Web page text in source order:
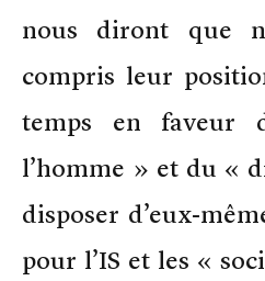
nous diront que
compris leur
temps en faveur
l’homme » et du «
disposer d’eux-
pour l’IS et les «